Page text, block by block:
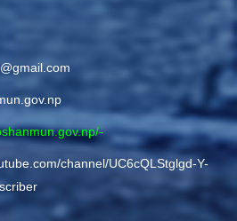
-
channel/UC6cQLStglgd-Y-